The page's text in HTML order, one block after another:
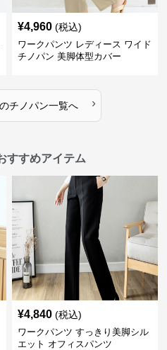
¥4,960 (税込)
ワークパンツ レディース ワイド
チノパン 美脚体型カバー
のチノパン一覧へ ›
すすめアイテム
¥4,840 (税込)
ワークパンツ すっきり美脚シル
エット オフィスパンツ